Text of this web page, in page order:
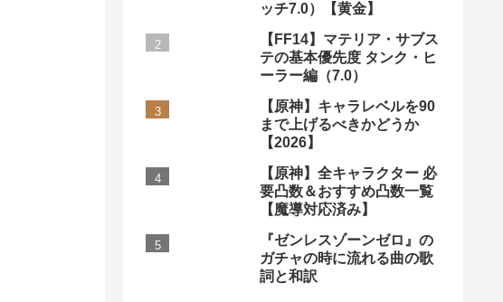
ッチ7.0）【黄金】
【FF14】マテリア・サブス
テの基本優先度 タンク・ヒ
ーラー編（7.0）
【原神】キャラレベルを90
まで上げるべきかどうか
【2026】
【原神】全キャラクター 必
要凸数＆おすすめ凸数一覧
【魔導対応済み】
『ゼンレスゾーンゼロ』の
ガチャの時に流れる曲の歌
詞と和訳